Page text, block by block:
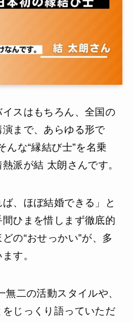
スはもちろん、全国の
まで、あらゆる形で
んな“縁結び士”を名乗
派が結 太朗さんです。
ば、ほぼ結婚できる」と
ひまを惜しまず徹底的
の“おせっかい”が、多
す。
二の活動スタイルや、
じっくり語っていただ